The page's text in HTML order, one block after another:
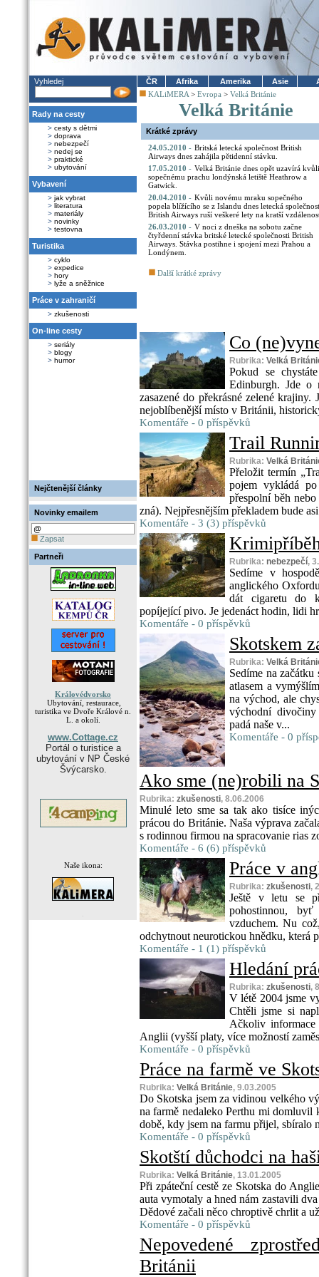
Vyhledej
Rady na cesty
> cesty s dětmi
> doprava
> nebezpečí
> nedej se
> praktické
> ubytování
Vybavení
> jak vybrat
> literatura
> materiály
> novinky
> testovna
Turistika
> cyklo
> expedice
> hory
> lyže a sněžnice
Práce v zahraničí
> zkušenosti
On-line cesty
> seriály
> blogy
> humor
Nejčtenější články
Novinky emailem
Zapsat
Partneři
Královédvorsko
Ubytování, restaurace,
turistika ve Dvoře Králové n.
L. a okolí.
www.Cottage.cz
Portál o turistice a
ubytování v NP České
Švýcarsko.
Naše ikona:
ČR Afrika Amerika Asie
KALiMERA > Evropa > Velká Británie
Velká Británie
Krátké zprávy
24.05.2010 - Britská letecká společnost British
Airways dnes zahájila pětidenní stávku.
17.05.2010 - Velká Británie dnes opět uzavírá kvůli
sopečnému prachu londýnská letiště Heathrow a
Gatwick.
20.04.2010 - Kvůli novému mraku sopečného
popela blížícího se z Islandu dnes letecká společnost
British Airways ruší veškeré lety na kratší
26.03.2010 - V noci z dneška na sobotu začne
čtyřdenní stávka britské letecké společnosti British
Airways. Stávka postihne i spojení mezi Prahou a
Londýnem.
Další krátké zprávy
Co
Rubrika: Velká
Pokud se
Edinburgh. Jde o
zasazené do překrásné zelené
nejoblíbenější místo v Británii,
Komentáře - 0 příspěvků
Trail
Rubrika: Velká
Přeložit termín
pojem vykládá
přespolní běh
zná). Nejpřesnějším překladem bude
Komentáře - 3 (3) příspěvků
Rubrika: nebezpečí,
Sedíme v
anglického
dát cigaretu do
popíjející pivo. Je jedenáct hodin, lidi
Komentáře - 0 příspěvků
Skotskem
Rubrika: Velká
Sedíme na
atlasem a
na východ, ale
východní
padá naše v...
Komentáře - 0
Ako sme (ne)robili na
Rubrika: zkušenosti, 8.06.2006
Minulé leto sme sa tak ako tisíce
prácou do Británie. Naša výprava
s rodinnou firmou na spracovanie rias
Komentáře - 6 (6) příspěvků
Práce v
Rubrika: zkušenosti,
Ještě v letu se
pohostinnou, byť
vzduchem. Nu
odchytnout neurotickou hnědku, která
Komentáře - 1 (1) příspěvků
Hledání
Rubrika: zkušenosti,
V létě 2004 jsme
Chtěli jsme si
Ačkoliv
Anglii (vyšší platy, více možností
Komentáře - 0 příspěvků
Práce na farmě ve
Rubrika: Velká Británie, 9.03.2005
Do Skotska jsem za vidinou velkého
na farmě nedaleko Perthu mi
době, kdy jsem na farmu přijel, sbíralo
Komentáře - 0 příspěvků
Skotští důchodci na
Rubrika: Velká Británie, 13.01.2005
Při zpáteční cestě ze Skotska do
auta vymotaly a hned nám zastavili
Dědové začali něco chroptivě chrlit a
Komentáře - 0 příspěvků
Nepovedené
Británii